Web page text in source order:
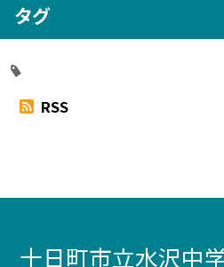
タグ
RSS
十日町市立水沢中